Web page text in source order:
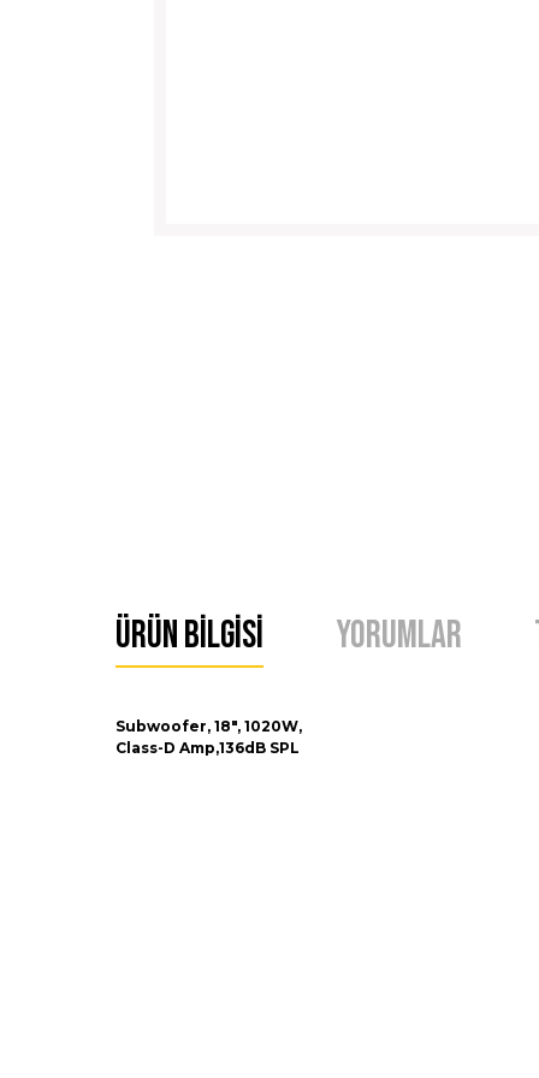
Ürün Bilgisi Yorumlar
Subwoofer, 18", 1020W,
Class-D Amp,136dB SPL